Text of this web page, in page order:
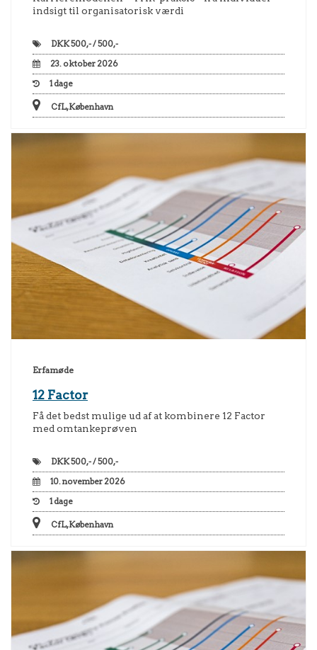
indsigt til organisatorisk værdi
DKK500,- / 500,-
23. oktober 2026
1 dage
CfL, København
Erfamøde
12 Factor
Få det bedst mulige ud af at kombinere 12 Factor
med omtankeprøven
DKK500,- / 500,-
10. november 2026
1dage
CfL, København